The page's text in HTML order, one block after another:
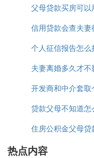
台湾人-------大陆往
（可证明婚姻状况
（委托办理后期领
香港人-------香港身
托办理后期领房本
证（可证明婚姻状
领房本及抵押登记）
证、结婚证中文翻
期领房本及抵押登记）
贷款离婚
父母贷款买房可以
女的公积金还款
信用贷款会查夫妻
吗
个人征信报告怎么
用卡贷款信息给
夫妻离婚多久才不
征信公积金贷
开发商和中介套取
银行贷款
贷款父母不知道怎
住房公积金父母贷
热点内容